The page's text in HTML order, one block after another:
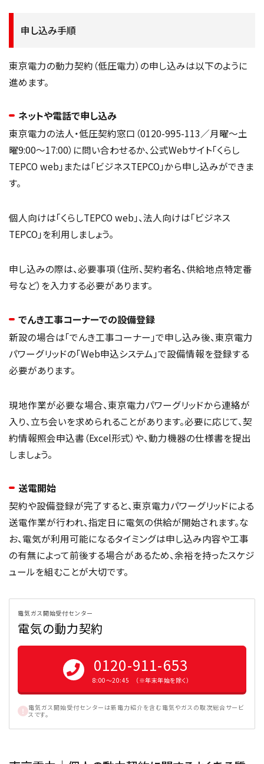
申し込み手順
東京電力の動力契約（低圧電力）の申し込みは以下のように
進めます。
ネットや電話で申し込み
東京電力の法人・低圧契約窓口（0120-995-113／月曜～土
曜9:00〜17:00）に問い合わせるか、公式Webサイト「くらし
TEPCO web」または「ビジネスTEPCO」から申し込みができま
す。
個人向けは「くらしTEPCO web」、法人向けは「ビジネス
TEPCO」を利用しましょう。
申し込みの際は、必要事項（住所、契約者名、供給地点特定番
号など）を入力する必要があります。
でんき工事コーナーでの設備登録
新設の場合は「でんき工事コーナー」で申し込み後、東京電力
パワーグリッドの「Web申込システム」で設備情報を登録する
必要があります。
現地作業が必要な場合、東京電力パワーグリッドから連絡が
入り、立ち会いを求められることがあります。必要に応じて、契
約情報照会申込書（Excel形式）や、動力機器の仕様書を提出
しましょう。
送電開始
契約や設備登録が完了すると、東京電力パワーグリッドによる
送電作業が行われ、指定日に電気の供給が開始されます。な
お、電気が利用可能になるタイミングは申し込み内容や工事
の有無によって前後する場合があるため、余裕を持ったスケジ
ュールを組むことが大切です。
電気ガス開始受付センター
電気の動力契約
0120-911-653
8:00〜20:45 （※年末年始を除く）
電気ガス開始受付センターは新電力紹介を含む電気やガスの取次総合サービ
スです。